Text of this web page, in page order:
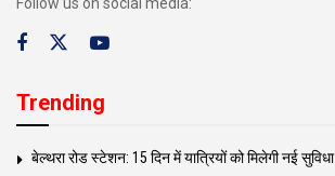
Trending
बेल्थरा रोड स्टेशन: 15 दिन में यात्रियों को मिलेगी नई सुविधा